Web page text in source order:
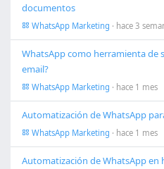
documentos
WhatsApp Marketing · hace 3
WhatsApp como herramienta de
email?
WhatsApp Marketing · hace 1 mes
Automatización de WhatsApp
WhatsApp Marketing · hace 1 mes
Automatización de WhatsApp en